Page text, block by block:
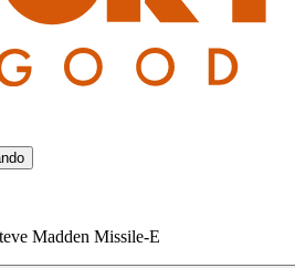
Madden Missile-E